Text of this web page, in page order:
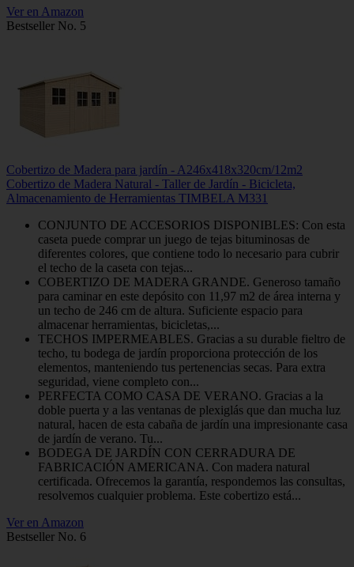
Ver en Amazon
Bestseller No. 5
Cobertizo de Madera para jardín - A246x418x320cm/12m2
Cobertizo de Madera Natural - Taller de Jardín - Bicicleta,
Almacenamiento de Herramientas TIMBELA M331
CONJUNTO DE ACCESORIOS DISPONIBLES: Con esta
caseta puede comprar un juego de tejas bituminosas de
diferentes colores, que contiene todo lo necesario para cubrir
el techo de la caseta con tejas...
COBERTIZO DE MADERA GRANDE. Generoso tamaño
para caminar en este depósito con 11,97 m2 de área interna y
un techo de 246 cm de altura. Suficiente espacio para
almacenar herramientas, bicicletas,...
TECHOS IMPERMEABLES. Gracias a su durable fieltro de
techo, tu bodega de jardín proporciona protección de los
elementos, manteniendo tus pertenencias secas. Para extra
seguridad, viene completo con...
PERFECTA COMO CASA DE VERANO. Gracias a la
doble puerta y a las ventanas de plexiglás que dan mucha luz
natural, hacen de esta cabaña de jardín una impresionante casa
de jardín de verano. Tu...
BODEGA DE JARDÍN CON CERRADURA DE
FABRICACIÓN AMERICANA. Con madera natural
certificada. Ofrecemos la garantía, respondemos las consultas,
resolvemos cualquier problema. Este cobertizo está...
Ver en Amazon
Bestseller No. 6